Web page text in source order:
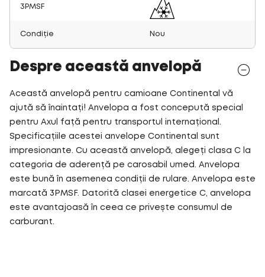
3PMSF
Condiție Nou
Despre această anvelopă
Această anvelopă pentru camioane Continental vă
ajută să înaintați! Anvelopa a fost concepută special
pentru Axul față pentru transportul internațional.
Specificațiile acestei anvelope Continental sunt
impresionante. Cu această anvelopă, alegeți clasa C la
categoria de aderență pe carosabil umed. Anvelopa
este bună în asemenea condiții de rulare. Anvelopa este
marcată 3PMSF. Datorită clasei energetice C, anvelopa
este avantajoasă în ceea ce privește consumul de
carburant.